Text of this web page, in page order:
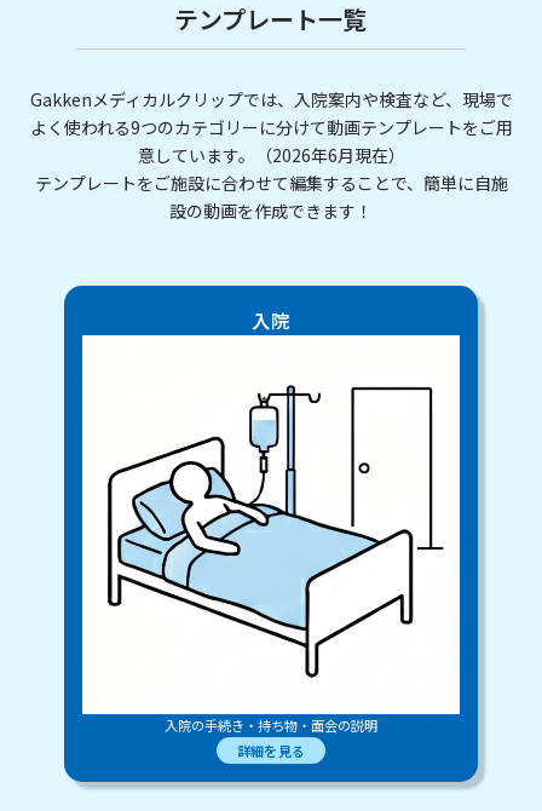
テンプレート一覧
Gakkenメディカルクリップでは、入院案内や検査など、現場で
よく使われる9つのカテゴリーに分けて動画テンプレートをご用
意しています。（2026年6月現在）
テンプレートをご施設に合わせて編集することで、簡単に自施
設の動画を作成できます！
入院
入院の手続き・持ち物・面会の説明
詳細を見る